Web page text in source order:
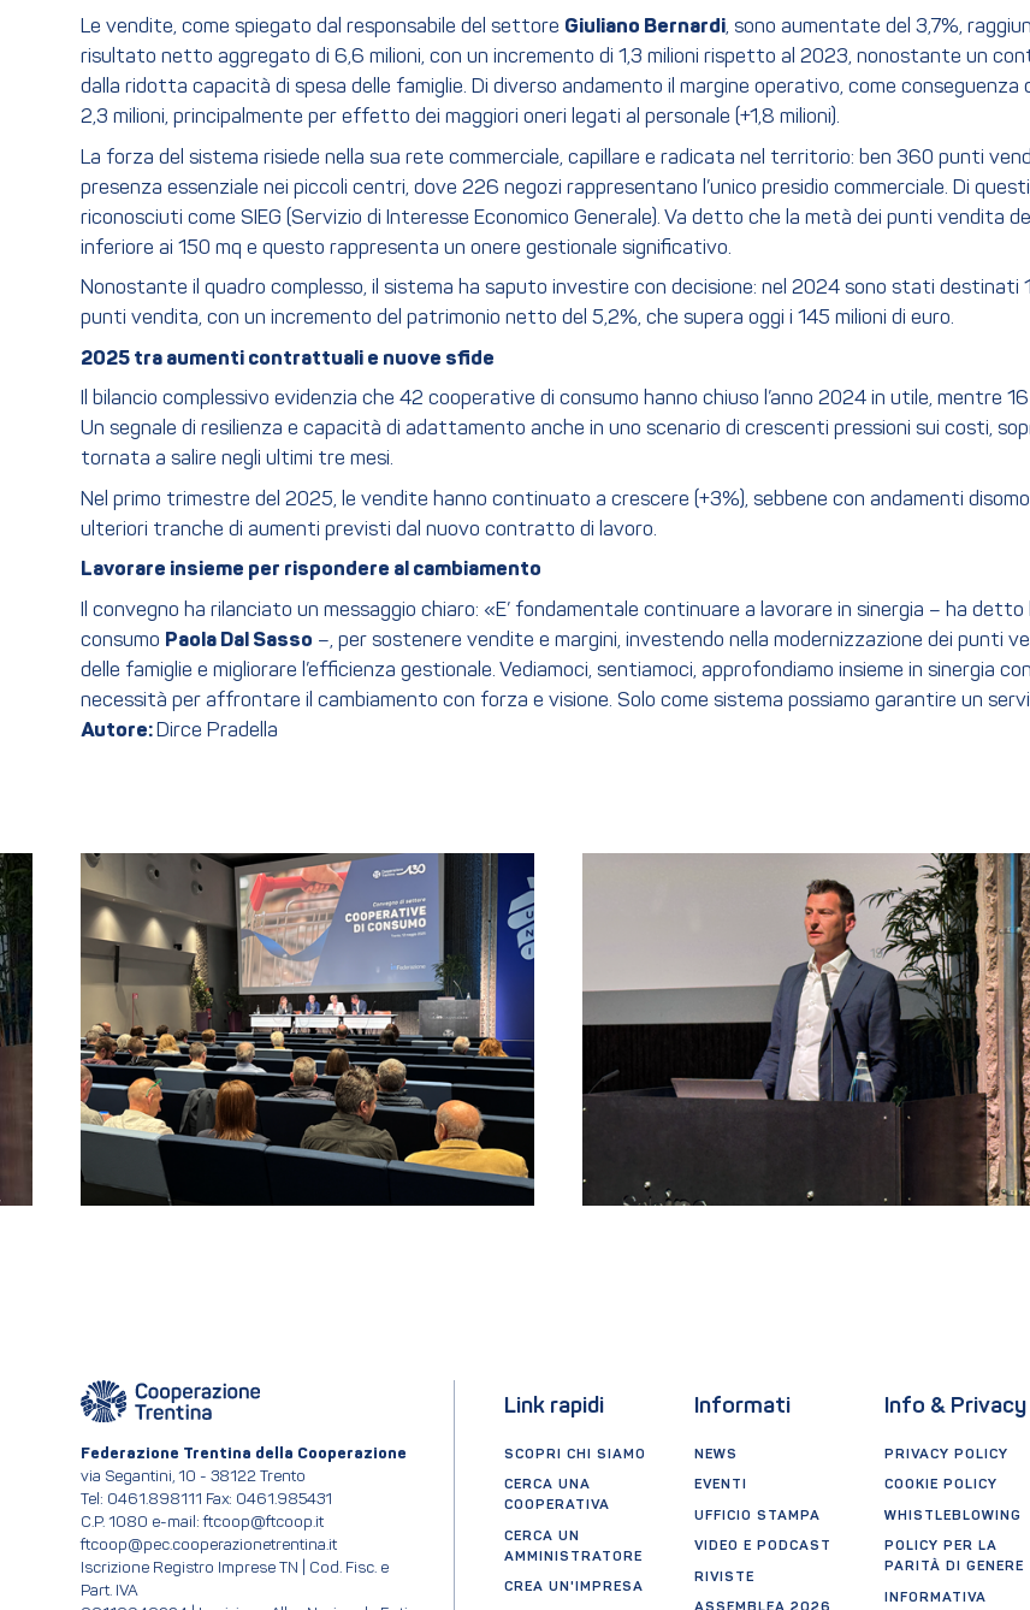
Le vendite, come spiegato dal responsabile del settore Giuliano Bernardi, sono aumentate del 3,7%,
risultato netto aggregato di 6,6 milioni, con un incremento di 1,3 milioni rispetto al 2023, nonostante un
dalla ridotta capacità di spesa delle famiglie. Di diverso andamento il margine operativo, come
2,3 milioni, principalmente per effetto dei maggiori oneri legati al personale (+1,8 milioni).
La forza del sistema risiede nella sua rete commerciale, capillare e radicata nel territorio: ben 360 punti
presenza essenziale nei piccoli centri, dove 226 negozi rappresentano l’unico presidio commerciale. Di
riconosciuti come SIEG (Servizio di Interesse Economico Generale). Va detto che la metà dei punti vendita
inferiore ai 150 mq e questo rappresenta un onere gestionale significativo.
Nonostante il quadro complesso, il sistema ha saputo investire con decisione: nel 2024 sono stati destinati
punti vendita, con un incremento del patrimonio netto del 5,2%, che supera oggi i 145 milioni di euro.
2025 tra aumenti contrattuali e nuove sfide
Il bilancio complessivo evidenzia che 42 cooperative di consumo hanno chiuso l’anno 2024 in utile, mentre
Un segnale di resilienza e capacità di adattamento anche in uno scenario di crescenti pressioni sui costi,
tornata a salire negli ultimi tre mesi.
Nel primo trimestre del 2025, le vendite hanno continuato a crescere (+3%), sebbene con andamenti
ulteriori tranche di aumenti previsti dal nuovo contratto di lavoro.
Lavorare insieme per rispondere al cambiamento
Il convegno ha rilanciato un messaggio chiaro: «E’ fondamentale continuare a lavorare in sinergia – ha
consumo Paola Dal Sasso –, per sostenere vendite e margini, investendo nella modernizzazione dei punti
delle famiglie e migliorare l’efficienza gestionale. Vediamoci, sentiamoci, approfondiamo insieme in sinergia
necessità per affrontare il cambiamento con forza e visione. Solo come sistema possiamo garantire un
Autore: Dirce Pradella
Federazione Trentina della Cooperazione
via Segantini, 10 - 38122 Trento
Tel: 0461.898111 Fax: 0461.985431
C.P. 1080 e-mail: ftcoop@ftcoop.it
ftcoop@pec.cooperazionetrentina.it
Iscrizione Registro Imprese TN | Cod. Fisc. e
Part. IVA
Link rapidi
SCOPRI CHI SIAMO
CERCA UNA
COOPERATIVA
CERCA UN
AMMINISTRATORE
CREA UN'IMPRESA
Informati
NEWS
EVENTI
UFFICIO STAMPA
VIDEO E PODCAST
RIVISTE
Info & Privacy
PRIVACY POLICY
COOKIE POLICY
WHISTLEBLOWING
POLICY PER LA
PARITÀ DI GENERE
INFORMATIVA